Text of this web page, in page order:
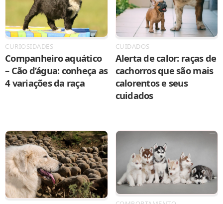
CURIOSIDADES
Companheiro aquático
– Cão d’água: conheça as
4 variações da raça
CUIDADOS
Alerta de calor: raças de
cachorros que são mais
calorentos e seus
cuidados